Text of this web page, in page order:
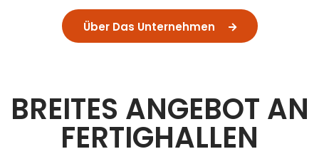
Über Das Unternehmen
BREITES ANGEBOT AN
FERTIGHALLEN